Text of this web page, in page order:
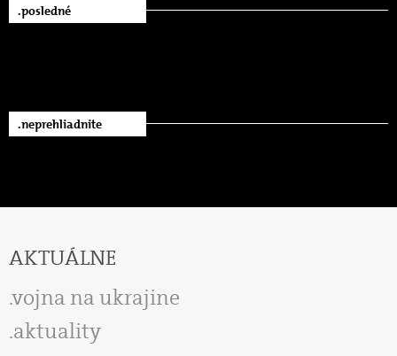
.posledné
.neprehliadnite
AKTUÁLNE
vojna na ukrajine
aktuality